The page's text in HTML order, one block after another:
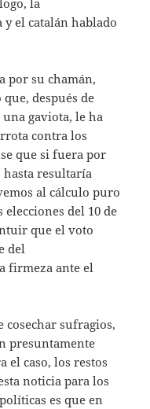
la
el catalán hablado
por su chamán,
después de
gaviota, le ha
contra los
que si fuera por
resultaría
al cálculo puro
del 10 de
que el voto
del
firmeza ante el
cosechar sufragios,
presuntamente
el caso, los restos
noticia para los
es que en